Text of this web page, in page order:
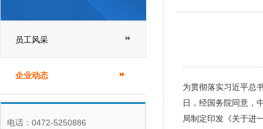
员工风采
企业动态
电话：0472-5250886
为贯彻落实习近平总
日，经国务院同意，
局制定印发《关于进